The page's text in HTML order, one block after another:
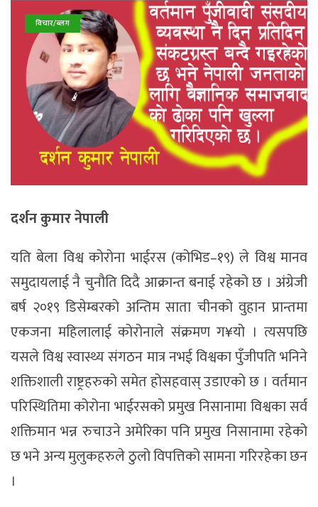
विचार/ब्लग
दर्शन कुमार नेपाली
यति बेला विश्व कोरोना भाईरस (कोभिड–१९) ले विश्व मानव
समुदायलाई नै चुनौति दिदै आक्रान्त बनाई रहेको छ । अंग्रेजी
बर्ष २०१९ डिसेम्बरको अन्तिम साता चीनको वुहान प्रान्तमा
एकजना महिलालाई कोरोनाले संक्रमण ग¥यो । त्यसपछि
यसले विश्व स्वास्थ्य संगठन मात्र नभई विश्वका पुँजीपति भनिने
शक्तिशाली राष्ट्रहरुको समेत होसहवास् उडाएको छ । वर्तमान
परिस्थितिमा कोरोना भाईरसको प्रमुख निसानामा विश्वका सर्व
शक्तिमान भन्न रुचाउने अमेरिका पनि प्रमुख निसानामा रहेको
छ भने अन्य मुलुकहरुले ठुलो विपत्तिको सामना गरिरहेका छन
।